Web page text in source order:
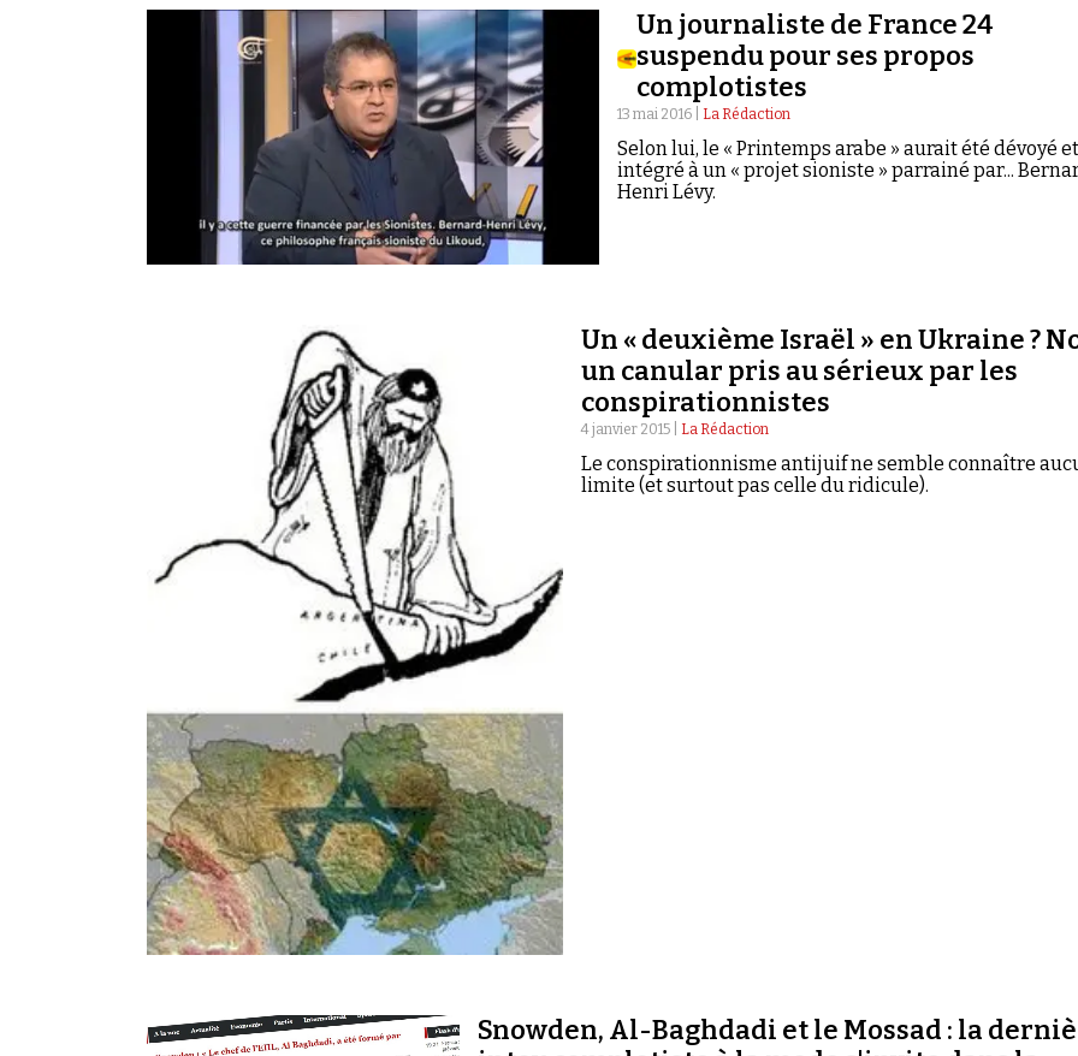
Un journaliste de France 24
suspendu pour ses propos
complotistes
13 mai 2016 | La Rédaction
Selon lui, le « Printemps arabe » aurait été dévoyé et
intégré à un « projet sioniste » parrainé par...
Henri Lévy.
Un « deuxième Israël » en Ukraine ?
un canular pris au sérieux par les
conspirationnistes
4 janvier 2015 | La Rédaction
Le conspirationnisme antijuif ne semble connaître
limite (et surtout pas celle du ridicule).
Snowden, Al-Baghdadi et le Mossad : la